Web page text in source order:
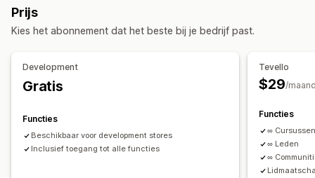
Downloads beheren
Aangepaste downloadpagina's
Bedankpagina
Streamen
Bestandsbeveiliging
Toegangscode
Prijs
Kies het abonnement dat het beste bij je bedrijf past.
Development
Gratis
Functies
Beschikbaar voor development stores
Inclusief toegang tot alle functies
Tevello
$29/
Functies
∞
∞ Leden
∞